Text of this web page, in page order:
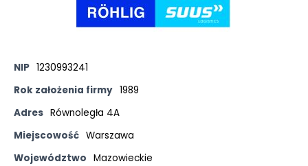
NIP 1230993241
Rok założenia firmy 1989
Adres Równoległa 4A
Miejscowość Warszawa
Województwo Mazowieckie